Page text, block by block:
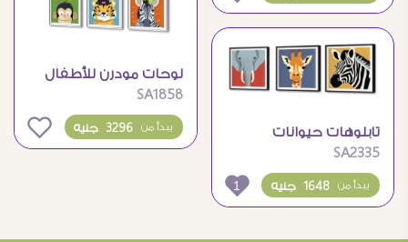
تابلوهات حيوانات
الحديقة
SA2335
1648 جنيه يبدأ من 1
لوحات مودرن للأطفال
SA1858
3296 جنيه يبدأ من